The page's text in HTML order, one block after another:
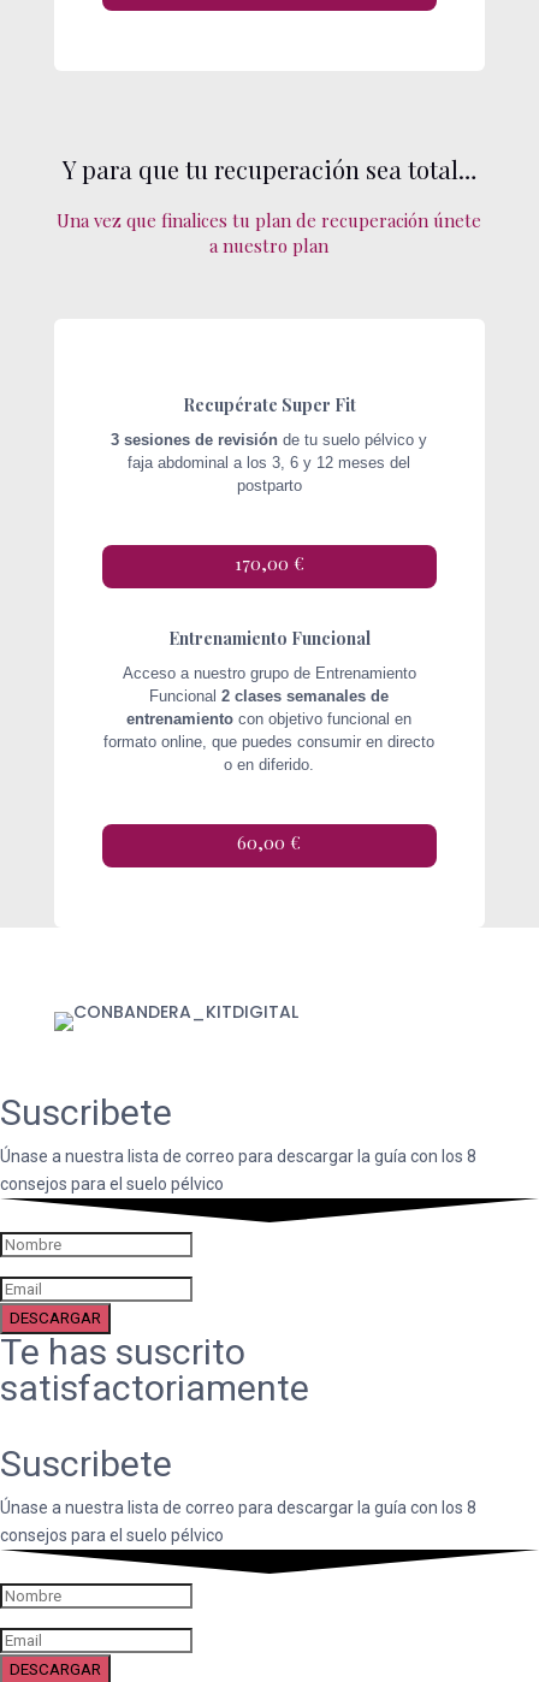
Y para que tu recuperación sea total…
Una vez que finalices tu plan de recuperación únete
a nuestro plan
Recupérate Super Fit
3 sesiones de revisión de tu suelo pélvico y
faja abdominal a los 3, 6 y 12 meses del
postparto
170,00 €
Entrenamiento Funcional
Acceso a nuestro grupo de Entrenamiento
Funcional2 clases semanales de
entrenamiento con objetivo funcional en
formato online, que puedes consumir en directo
o en diferido.
60,00 €
Suscribete
Únase a nuestra lista de correo para descargar la guía con los 8
consejos para el suelo pélvico
DESCARGAR
Te has suscrito
satisfactoriamente
Suscribete
Únase a nuestra lista de correo para descargar la guía con los 8
consejos para el suelo pélvico
DESCARGAR